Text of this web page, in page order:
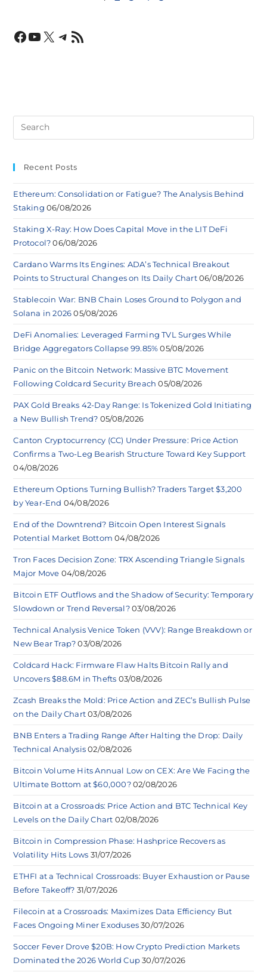
Recent Posts
Ethereum: Consolidation or Fatigue? The Analysis Behind
Staking 06/08/2026
Staking X-Ray: How Does Capital Move in the LIT DeFi
Protocol? 06/08/2026
Cardano Warms Its Engines: ADA’s Technical Breakout
Points to Structural Changes on Its Daily Chart 06/08/2026
Stablecoin War: BNB Chain Loses Ground to Polygon and
Solana in 2026 05/08/2026
DeFi Anomalies: Leveraged Farming TVL Surges While
Bridge Aggregators Collapse 99.85% 05/08/2026
Panic on the Bitcoin Network: Massive BTC Movement
Following Coldcard Security Breach 05/08/2026
PAX Gold Breaks 42-Day Range: Is Tokenized Gold Initiating
a New Bullish Trend? 05/08/2026
Canton Cryptocurrency (CC) Under Pressure: Price Action
Confirms a Two-Leg Bearish Structure Toward Key Support
04/08/2026
Ethereum Options Turning Bullish? Traders Target $3,200
by Year-End 04/08/2026
End of the Downtrend? Bitcoin Open Interest Signals
Potential Market Bottom 04/08/2026
Tron Faces Decision Zone: TRX Ascending Triangle Signals
Major Move 04/08/2026
Bitcoin ETF Outflows and the Shadow of Security: Temporary
Slowdown or Trend Reversal? 03/08/2026
Technical Analysis Venice Token (VVV): Range Breakdown or
New Bear Trap? 03/08/2026
Coldcard Hack: Firmware Flaw Halts Bitcoin Rally and
Uncovers $88.6M in Thefts 03/08/2026
Zcash Breaks the Mold: Price Action and ZEC’s Bullish Pulse
on the Daily Chart 03/08/2026
BNB Enters a Trading Range After Halting the Drop: Daily
Technical Analysis 02/08/2026
Bitcoin Volume Hits Annual Low on CEX: Are We Facing the
Ultimate Bottom at $60,000? 02/08/2026
Bitcoin at a Crossroads: Price Action and BTC Technical Key
Levels on the Daily Chart 02/08/2026
Bitcoin in Compression Phase: Hashprice Recovers as
Volatility Hits Lows 31/07/2026
ETHFI at a Technical Crossroads: Buyer Exhaustion or Pause
Before Takeoff? 31/07/2026
Filecoin at a Crossroads: Maximizes Data Efficiency But
Faces Ongoing Miner Exoduses 30/07/2026
Soccer Fever Drove $20B: How Crypto Prediction Markets
Dominated the 2026 World Cup 30/07/2026